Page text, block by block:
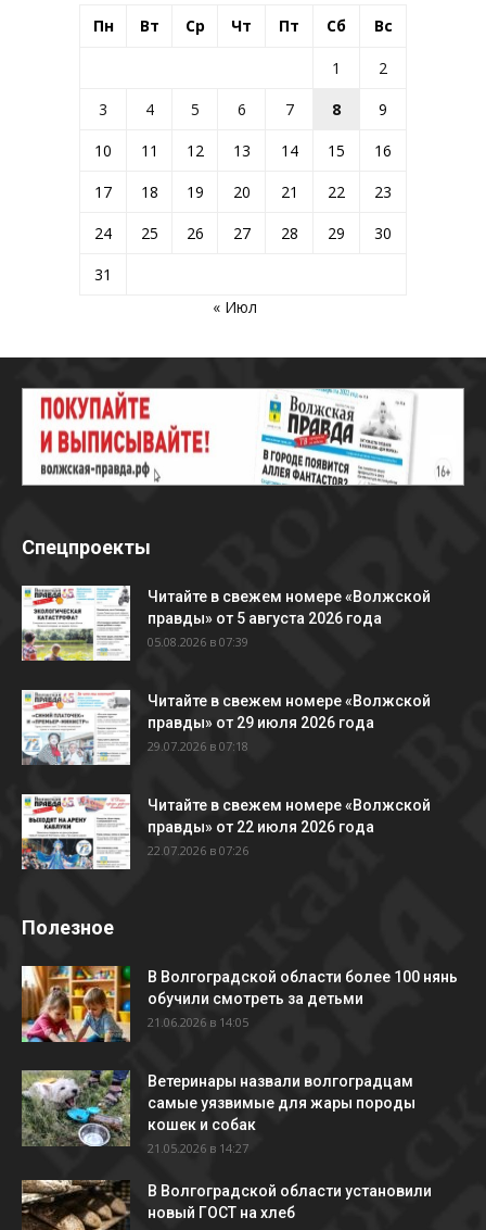
Пн Вт Ср Чт Пт Сб Вс
1
2
3
4 5 6 7 8
9
10
11 12 13 14 15
16
17
18 19 20 21 22
23
24
25 26 27 28 29
30
31
« Июл
Спецпроекты
Читайте в свежем номере «Волжской
правды» от 5 августа 2026 года
05.08.2026 в 07:39
Читайте в свежем номере «Волжской
правды» от 29 июля 2026 года
29.07.2026 в 07:18
Читайте в свежем номере «Волжской
правды» от 22 июля 2026 года
22.07.2026 в 07:26
Полезное
В Волгоградской области более 100 нянь
обучили смотреть за детьми
21.06.2026 в 14:05
Ветеринары назвали волгоградцам
самые уязвимые для жары породы
кошек и собак
21.05.2026 в 14:27
В Волгоградской области установили
новый ГОСТ на хлеб